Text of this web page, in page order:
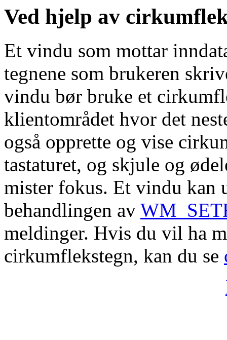
Ved hjelp av
Et vindu som mottar
tegnene som brukeren
vindu bør bruke et
klientområdet hvor det
også opprette og vise
tastaturet, og skjule og
mister fokus. Et vindu kan
behandlingen av
meldinger. Hvis du vil ha
cirkumflekstegn, kan du se